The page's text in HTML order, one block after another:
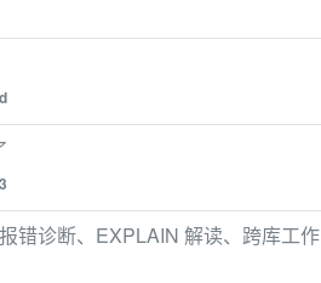
错诊断、EXPLAIN 解读、跨库工作